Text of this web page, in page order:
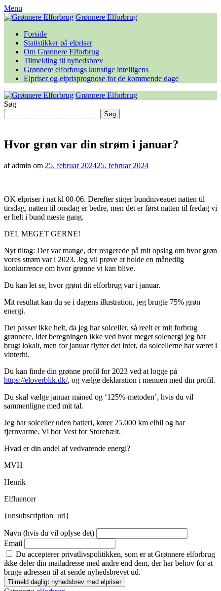
Skip
to
Menu
Grønnere Elforbrug
Forside
Statistikker på elpriser
Om Grønnere Elforbrug
Tilmelding til nyhedsbrev
Grønnere elforbrugs kunstige intelligens
Elpriser og elprisprognose for de kommende dage
Grønnere Elforbrug
Søg
Søg
Hvor grøn var din strøm i januar?
af admin om 25. februar 202425. februar 2024
OK elpriser i nat kl 00-06. Derefter stiger bundniveauet natten til
tirsdag, natten til onsdag er bedre, men det er først natten til fredag vi
er helt i bund næste gang.
DEL MEGET GERNE!
Nyt tiltag: Der var mange, der reagerede på mit opslag om hvor grøn
vores strøm var i 2023. Jeg vil prøve at holde en månedlig
konkurrence om hvor grønne vi kan blive.
Du kan let se, hvor grønt dit elforbrug var i januar.
Mit resultat kan du se i dagens illustration, jeg brugte 75% grøn
energi.
Det passer ikke helt, da jeg har solceller, så reelt er mit forbrug
grønnere, idet beregningen ikke ved hvor meget solenergi jeg har
brugt lokalt, men for januar flytter det intet, da solcellerne har været i
vinterhi.
Du kan finde din grønne profil for 2023 ved at logge på
https://eloverblik.dk/, og vælge deklaration i menuen med din profil.
Du skal vælge januar måned og ‘125%-metoden’, hvis du vil
sammenligne med mit tal.
Jeg har solceller uden batteri, kører 25.000 km elbil og har
fjernvarme. Vi bor Vest for Storebælt.
Hvad er din andel af vedvarende energi?
MVH
Henrik
Elfluencer
{unsubscription_url}
Navn (hvis du vil oplyse det)
Email
Du accepterer privatlivspolitikken, som er at Grønnere elforbrug
ikke deler din mailadresse med andre end dem, der har behov for at
bruge adressen til at sende nyhedsbrevet ud.